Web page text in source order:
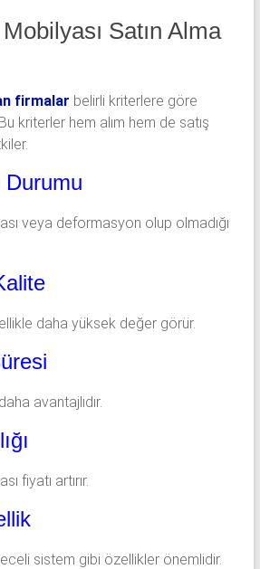
Satın Alma
firmalar belirli kriterlere göre
kriterler hem alım hem de satış
Durumu
veya deformasyon olup olmadığı
daha yüksek değer görür.
avantajlıdır.
fiyatı artırır.
sistem gibi özellikler önemlidir.